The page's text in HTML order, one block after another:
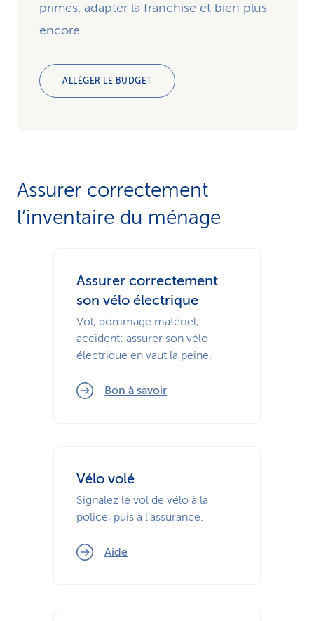
primes, adapter la franchise et bien plus
encore.
ALLÉGER LE BUDGET
Assurer correctement
l’inventaire du ménage
Assurer correctement
son vélo électrique
Vol, dommage matériel,
accident: assurer son vélo
électrique en vaut la peine.
Bon à savoir
Vélo volé
Signalez le vol de vélo à la
police, puis à l’assurance.
Aide